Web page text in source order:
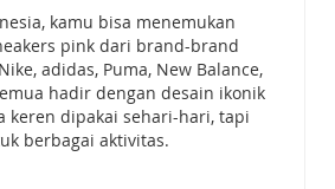
kamu bisa menemukan
pink dari brand-brand
adidas, Puma, New Balance,
hadir dengan desain ikonik
keren dipakai sehari-hari, tapi
berbagai aktivitas.